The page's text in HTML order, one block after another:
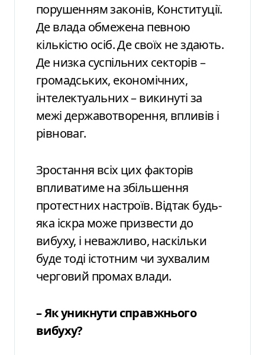
порушенням законів, Конституції.
Де влада обмежена певною
кількістю осіб. Де своїх не здають.
Де низка суспільних секторів –
громадських, економічних,
інтелектуальних – викинуті за
межі державотворення, впливів і
рівноваг.
Зростання всіх цих факторів
впливатиме на збільшення
протестних настроїв. Відтак будь-
яка іскра може призвести до
вибуху, і неважливо, наскільки
буде тоді істотним чи зухвалим
черговий промах влади.
– Як уникнути справжнього
вибуху?